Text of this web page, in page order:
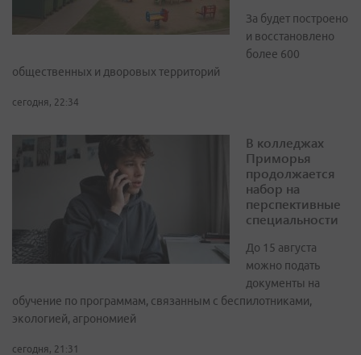
За будет построено
и восстановлено
более 600
общественных и дворовых территорий
сегодня, 22:34
В колледжах
Приморья
продолжается
набор на
перспективные
специальности
До 15 августа
можно подать
документы на
обучение по программам, связанным с беспилотниками,
экологией, агрономией
сегодня, 21:31